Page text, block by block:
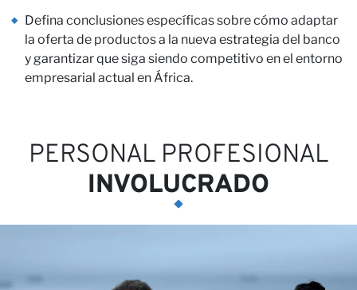
Defina conclusiones específicas sobre cómo adaptar
la oferta de productos a la nueva estrategia del banco
y garantizar que siga siendo competitivo en el entorno
empresarial actual en África.
PERSONAL PROFESIONAL
INVOLUCRADO